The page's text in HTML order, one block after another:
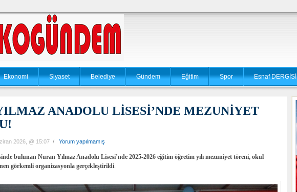
Ekonomi Siyaset Belediye Gündem Eğitim Spor Esnaf DERGİSİ
ANADOLU LİSESİ’NDE MEZUNİYET
2026, @ 15:07 / Yorum yapılmamış
bulunan Nuran Yılmaz Anadolu Lisesi’nde 2025-2026 eğitim öğretim yılı mezuniyet töreni, okul
görkemli organizasyonla gerçekleştirildi.